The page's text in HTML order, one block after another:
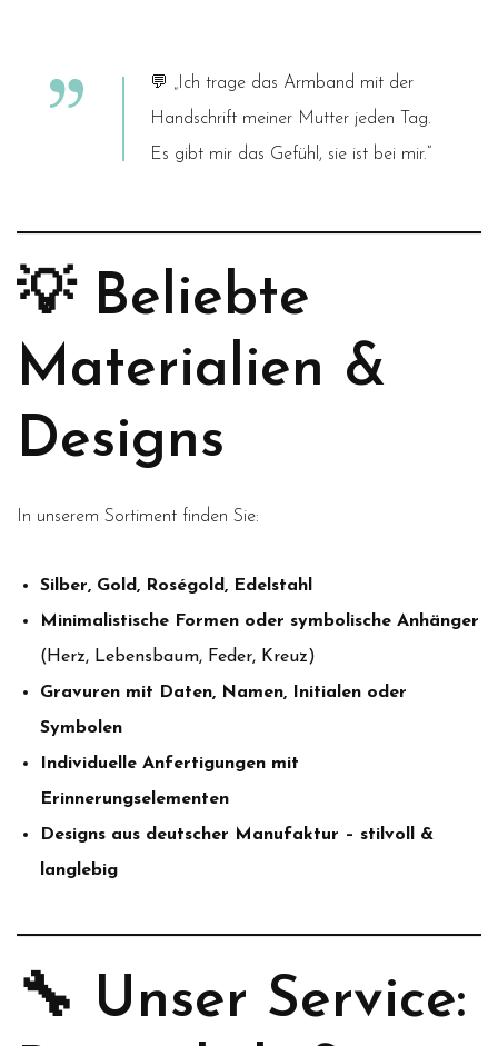
💬 „Ich trage das Armband mit der
Handschrift meiner Mutter jeden Tag.
Es gibt mir das Gefühl, sie ist bei mir.“
💡 Beliebte
Materialien &
Designs
In unserem Sortiment finden Sie:
Silber, Gold, Roségold, Edelstahl
Minimalistische Formen oder symbolische Anhänger
(Herz, Lebensbaum, Feder, Kreuz)
Gravuren mit Daten, Namen, Initialen oder
Symbolen
Individuelle Anfertigungen mit
Erinnerungselementen
Designs aus deutscher Manufaktur – stilvoll &
langlebig
🔧 Unser Service: